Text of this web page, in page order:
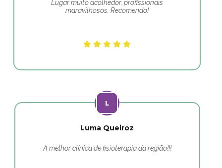
Lugar muito acolhedor, profissionais
maravilhosos. Recomendo!
Luma Queiroz
A melhor clínica de fisioterapia da região!!!